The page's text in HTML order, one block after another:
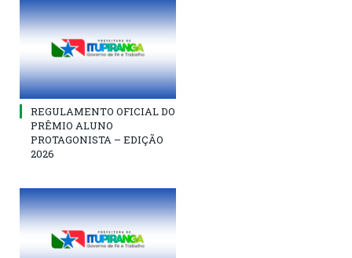
REGULAMENTO OFICIAL DO
PRÊMIO ALUNO
PROTAGONISTA – EDIÇÃO
2026